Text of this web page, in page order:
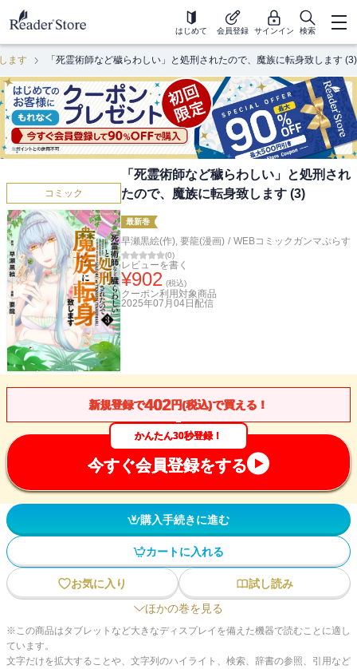
はじめて 会員登録 サインイン 検索
ます 「死霊術師など穢らわしい」と処刑されたので、魔族に転身致します (3)
コミック
「死霊術師など穢らわしい」と処刑され
たので、魔族に転身致します (3)
最新巻
早瀬黒絵(作), 要龍(漫画) / WEBコミックガンマぷらす
(0)
レビューを書く
¥902 (税込)
クーポン利用対象商品
2025年07月04日 配信
新規登録で402円(税込)で買える！
かんたん30秒登録！
今すぐ会員登録をする
購入手続きに進む
カートに入れる
お気に入り
試し読み
ほかの巻を見る
※この商品はタブレットなど大きなディスプレイを備えた機器で読むことに適し
ています。
文字だけを拡大することや、文字列のハイライト、検索、辞書の参照、引用など